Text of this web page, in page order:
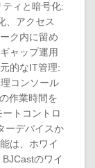
ィと暗号化:
、アクセス
ク内に留め
ャップ運用
的なIT管理:
コンソール
作業時間を
トコントロ
ーデバイスか
は、ホワイ
のワイ